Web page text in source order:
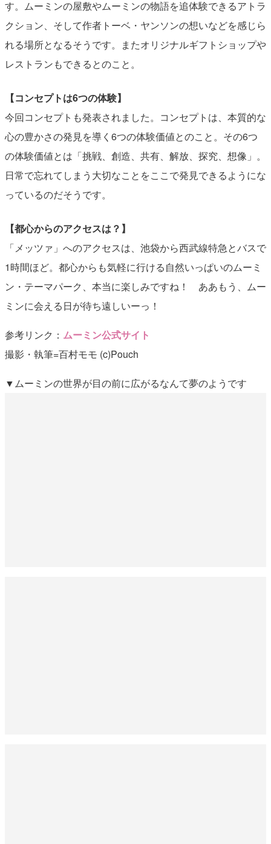
す。ムーミンの屋敷やムーミンの物語を追体験できるアトラ
クション、そして作者トーベ・ヤンソンの想いなどを感じら
れる場所となるそうです。またオリジナルギフトショップや
レストランもできるとのこと。
【コンセプトは6つの体験】
今回コンセプトも発表されました。コンセプトは、本質的な
心の豊かさの発見を導く6つの体験価値とのこと。その6つ
の体験価値とは「挑戦、創造、共有、解放、探究、想像」。
日常で忘れてしまう大切なことをここで発見できるようにな
っているのだそうです。
【都心からのアクセスは？】
「メッツァ」へのアクセスは、池袋から西武線特急とバスで
1時間ほど。都心からも気軽に行ける自然いっぱいのムーミ
ン・テーマパーク、本当に楽しみですね！ ああもう、ムー
ミンに会える日が待ち遠しいーっ！
参考リンク： ムーミン公式サイト
撮影・執筆=百村モモ (c)Pouch
▼ムーミンの世界が目の前に広がるなんて夢のようです